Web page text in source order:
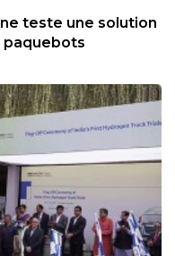
teste une solution
paquebots